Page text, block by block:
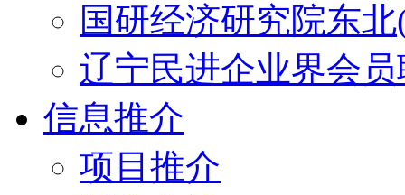
国研经济研究院东
辽宁民进企业界会
信息推介
项目推介